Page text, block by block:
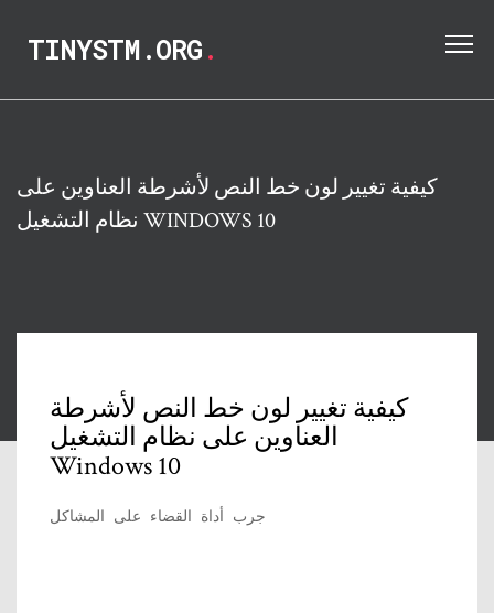
TINYSTM.ORG.
كيفية تغيير لون خط النص لأشرطة العناوين على
نظام التشغيل WINDOWS 10
كيفية تغيير لون خط النص لأشرطة
العناوين على نظام التشغيل
Windows 10
جرب أداة القضاء على المشاكل